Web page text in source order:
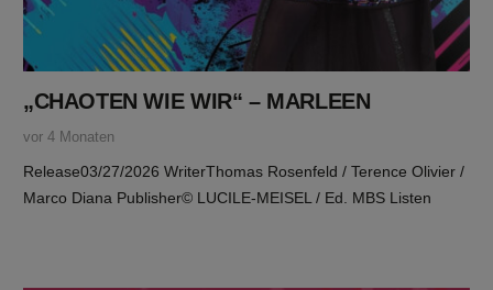
„CHAOTEN WIE WIR“ – MARLEEN
vor 4 Monaten
Release03/27/2026 WriterThomas Rosenfeld / Terence Olivier /
Marco Diana Publisher© LUCILE-MEISEL / Ed. MBS Listen